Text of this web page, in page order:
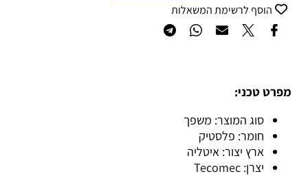
הוסף לרשימת המשאלות
מפרט טכני:
סוג המוצר: משפך
חומר: פלסטיק
ארץ יצור: איטליה
יצרן: Tecomec